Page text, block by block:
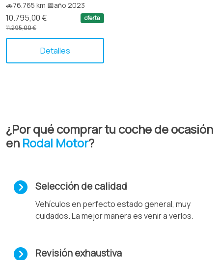
🚗76.765 km 📅año 2023
10.795,00 €
11.295,00 €
oferta
Detalles
¿Por qué comprar tu coche de ocasión
en Rodal Motor?
Selección de calidad
Vehículos en perfecto estado general, muy
cuidados. La mejor manera es venir a verlos.
Revisión exhaustiva